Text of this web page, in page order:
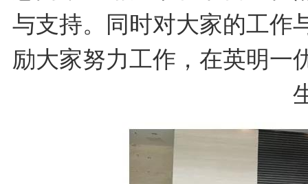
与支持。同时对大家的工作
励大家努力工作，在英明一